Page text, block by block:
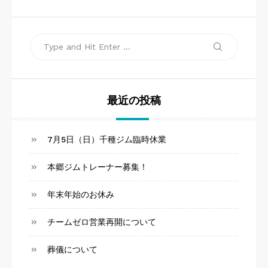
Search
最近の投稿
7月5日（日）千種ジム臨時休業
本郷ジムトレーナー募集！
年末年始のお休み
チームゼロ営業再開について
葬儀について